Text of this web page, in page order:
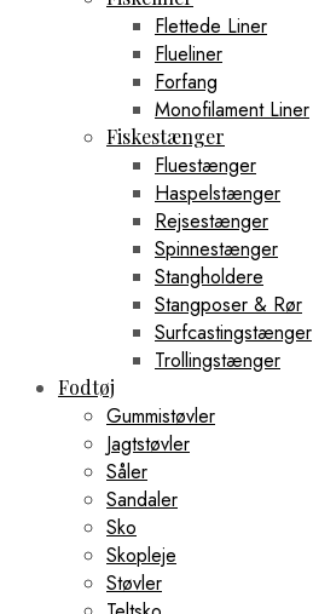
Flettede Liner
Flueliner
Forfang
Monofilament Liner
Fiskestænger
Fluestænger
Haspelstænger
Rejsestænger
Spinnestænger
Stangholdere
Stangposer & Rør
Surfcastingstænger
Trollingstænger
Fodtøj
Gummistøvler
Jagtstøvler
Såler
Sandaler
Sko
Skopleje
Støvler